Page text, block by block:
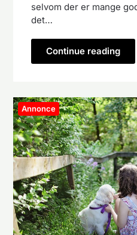
selvom der er mange
det…
Continue reading
Annonce